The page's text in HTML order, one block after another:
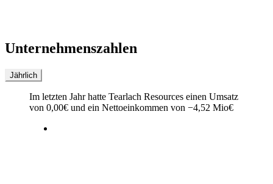
Unternehmenszahlen
Jährlich
Im letzten Jahrhatte Tearlach Resources einen Umsatz
von 0,00€ und ein Nettoeinkommen von −4,52 Mio€